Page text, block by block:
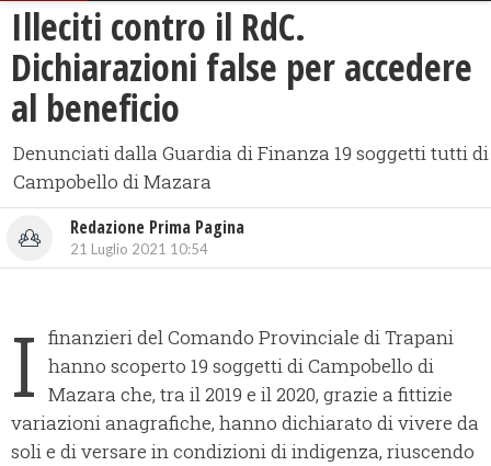
Illeciti contro il RdC.
Dichiarazioni false per accedere
al beneficio
Denunciati dalla Guardia di Finanza 19 soggetti tutti di
Campobello di Mazara
Redazione Prima Pagina
21 Luglio 2021 10:54
I finanzieri del Comando Provinciale di Trapani
hanno scoperto 19 soggetti di Campobello di
Mazara che, tra il 2019 e il 2020, grazie a fittizie
variazioni anagrafiche, hanno dichiarato di vivere da
soli e di versare in condizioni di indigenza, riuscendo